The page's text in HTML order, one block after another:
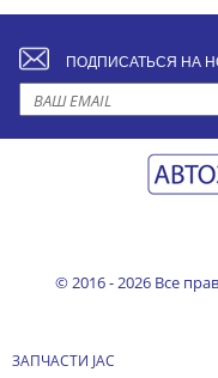
ПОДПИСАТЬСЯ НА
© 2016 - 2026 Все
ЗАПЧАСТИ JAC